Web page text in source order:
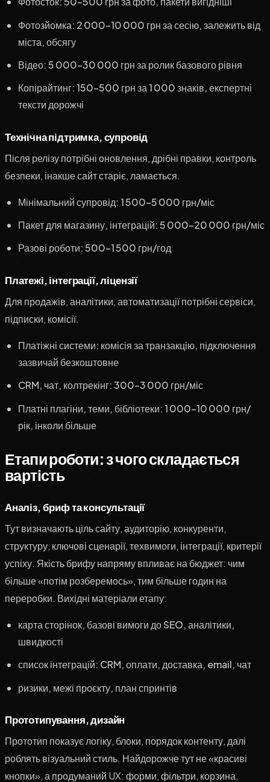
Фотозйомка: 2 000–10 000 грн за сесію, залежить від
міста, обсягу
Відео: 5 000–30 000 грн за ролик базового рівня
Копірайтинг: 150–500 грн за 1 000 знаків, експертні
тексти дорожчі
Технічна підтримка, супровід
Після релізу потрібні оновлення, дрібні правки, контроль
безпеки, інакше сайт старіє, ламається.
Мінімальний супровід: 1 500–5 000 грн/міс
Пакет для магазину, інтеграцій: 5 000–20 000 грн/міс
Разові роботи: 500–1 500 грн/год
Платежі, інтеграції, ліцензії
Для продажів, аналітики, автоматизації потрібні сервіси,
підписки, комісії.
Платіжні системи: комісія за транзакцію, підключення
зазвичай безкоштовне
CRM, чат, колтрекінг: 300–3 000 грн/міс
Платні плагіни, теми, бібліотеки: 1 000–10 000 грн/
рік, інколи більше
Етапи роботи: з чого складається
вартість
Аналіз, бриф та консультації
Тут визначають ціль сайту, аудиторію, конкуренти,
структуру, ключові сценарії, техвимоги, інтеграції, критерії
успіху. Якість брифу напряму впливає на бюджет: чим
більше «потім розберемось», тим більше годин на
переробки. Вихідні матеріали етапу:
карта сторінок, базові вимоги до SEO, аналітики,
швидкості
список інтеграцій: CRM, оплати, доставка, email, чат
ризики, межі проєкту, план спринтів
Прототипування, дизайн
Прототип показує логіку, блоки, порядок контенту, далі
роблять візуальний стиль. Найдорожче тут не «красиві
кнопки», а продуманий UX: форми, фільтри, корзина,